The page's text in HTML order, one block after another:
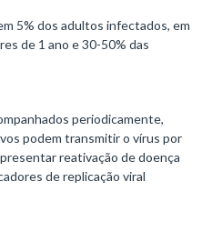
5% dos adultos infectados, em
de 1 ano e 30-50% das
periodicamente,
podem transmitir o vírus por
reativação de doença
de replicação viral